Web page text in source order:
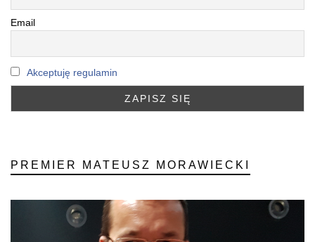
Email
Akceptuję regulamin
PREMIER MATEUSZ MORAWIECKI